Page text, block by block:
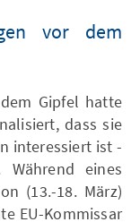
vor dem
Gipfel hatte
dass sie
interessiert ist -
Während eines
(13.-18. März)
EU-Kommissar